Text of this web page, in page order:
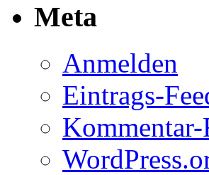
Meta
Anmelden
Eintrags-
Kommentar-